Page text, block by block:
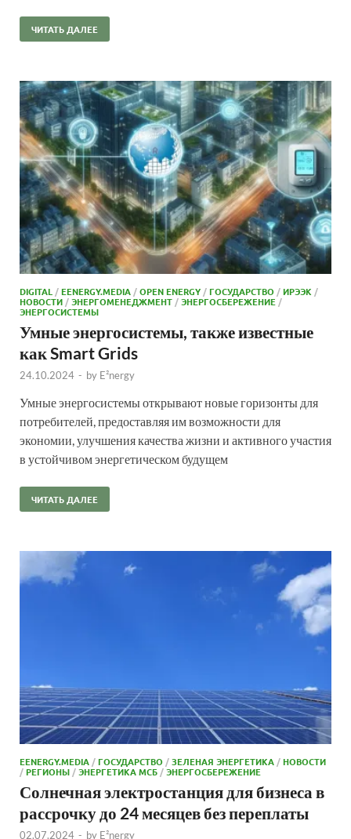
ЧИТАТЬ ДАЛЕЕ
DIGITAL /EENERGY.MEDIA /OPEN ENERGY /ГОСУДАРСТВО /ИРЭЭК /
НОВОСТИ /ЭНЕРГОМЕНЕДЖМЕНТ /ЭНЕРГОСБЕРЕЖЕНИЕ /
ЭНЕРГОСИСТЕМЫ
Умные энергосистемы, также известные
как Smart Grids
24.10.2024 - by E²nergy
Умные энергосистемы открывают новые горизонты для
потребителей, предоставляя им возможности для
экономии, улучшения качества жизни и активного участия
в устойчивом энергетическом будущем
ЧИТАТЬ ДАЛЕЕ
EENERGY.MEDIA /ГОСУДАРСТВО /ЗЕЛЕНАЯ ЭНЕРГЕТИКА /НОВОСТИ
/РЕГИОНЫ /ЭНЕРГЕТИКА МСБ /ЭНЕРГОСБЕРЕЖЕНИЕ
Солнечная электростанция для бизнеса в
рассрочку до 24 месяцев без переплаты
02.07.2024 - by E²nergy